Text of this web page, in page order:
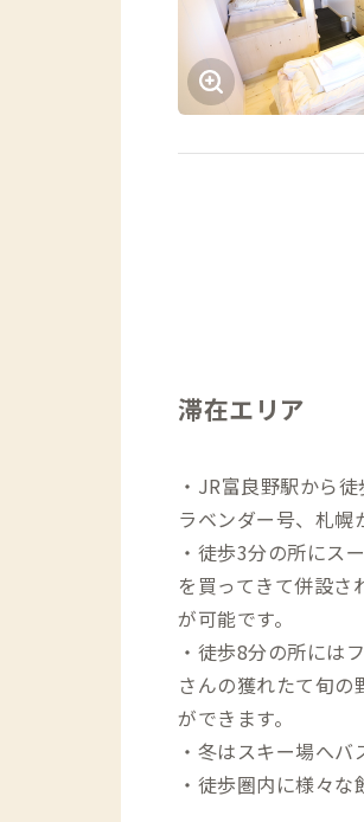
滞在エリア
・JR富良野駅から
ラベンダー号、札幌
・徒歩3分の所にス
を買ってきて併設さ
が可能です。
・徒歩8分の所には
さんの獲れたて旬の
ができます。
・冬はスキー場へバ
・徒歩圏内に様々な